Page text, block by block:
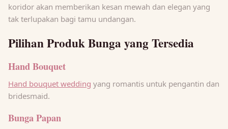
koridor akan memberikan kesan mewah dan elegan yang
tak terlupakan bagi tamu undangan.
Pilihan Produk Bunga yang Tersedia
Hand Bouquet
Hand bouquet wedding yang romantis untuk pengantin dan
bridesmaid.
Bunga Papan